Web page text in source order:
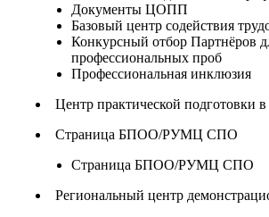
Документы ЦОПП
Базовый центр содействия
Конкурсный отбор Партнёров
профессиональных проб
Профессиональная инклюзия
Центр практической подготовки
Страница БПОО/РУМЦ СПО
Страница БПОО/РУМЦ СПО
Региональный центр